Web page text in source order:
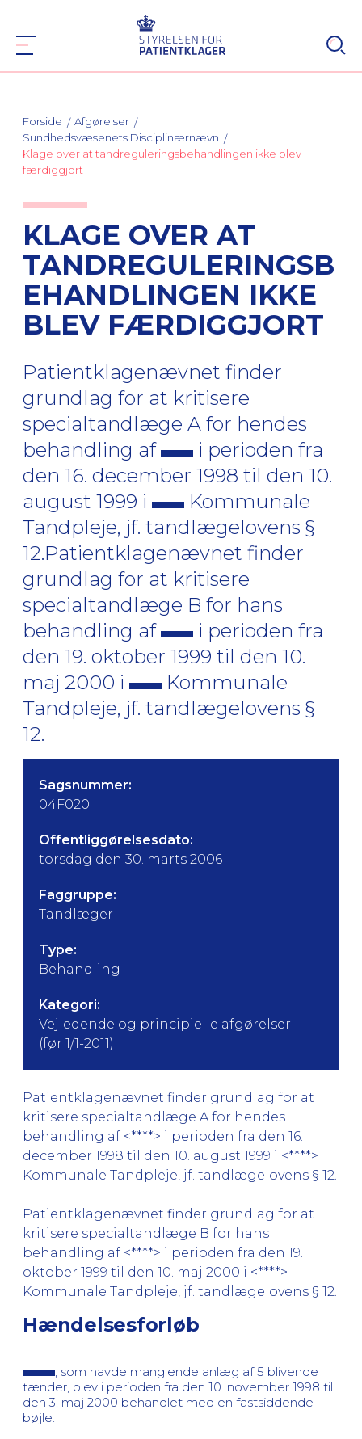
Forside
Afgørelser
Sundhedsvæsenets Disciplinærnævn
Klage over at tandreguleringsbehandlingen ikke blev
færdiggjort
KLAGE OVER AT
TANDREGULERINGSB
EHANDLINGEN IKKE
BLEV FÆRDIGGJORT
Patientklagenævnet finder
grundlag for at kritisere
specialtandlæge A for hendes
behandling af
i perioden fra
den 16. december 1998 til den 10.
august 1999 i
Kommunale
Tandpleje, jf. tandlægelovens §
12.Patientklagenævnet finder
grundlag for at kritisere
specialtandlæge B for hans
behandling af
i perioden fra
den 19. oktober 1999 til den 10.
maj 2000 i
Kommunale
Tandpleje, jf. tandlægelovens §
12.
Sagsnummer:
04F020
Offentliggørelsesdato:
torsdag den 30. marts 2006
Faggruppe:
Tandlæger
Type:
Behandling
Kategori:
Vejledende og principielle afgørelser
(før 1/1-2011)
Patientklagenævnet finder grundlag for at
kritisere specialtandlæge A for hendes
behandling af <****> i perioden fra den 16.
december 1998 til den 10. august 1999 i <****>
Kommunale Tandpleje, jf. tandlægelovens § 12.
Patientklagenævnet finder grundlag for at
kritisere specialtandlæge B for hans
behandling af <****> i perioden fra den 19.
oktober 1999 til den 10. maj 2000 i <****>
Kommunale Tandpleje, jf. tandlægelovens § 12.
Hændelsesforløb
, som havde manglende anlæg af 5 blivende
tænder, blev i perioden fra den 10. november 1998 til
den 3. maj 2000 behandlet med en fastsiddende
bøjle.